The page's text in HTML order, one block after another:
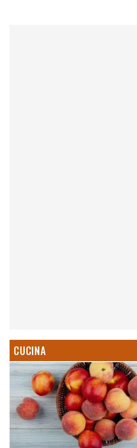
CUCINA